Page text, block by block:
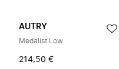
AUTRY
Medalist Low
214,50 €